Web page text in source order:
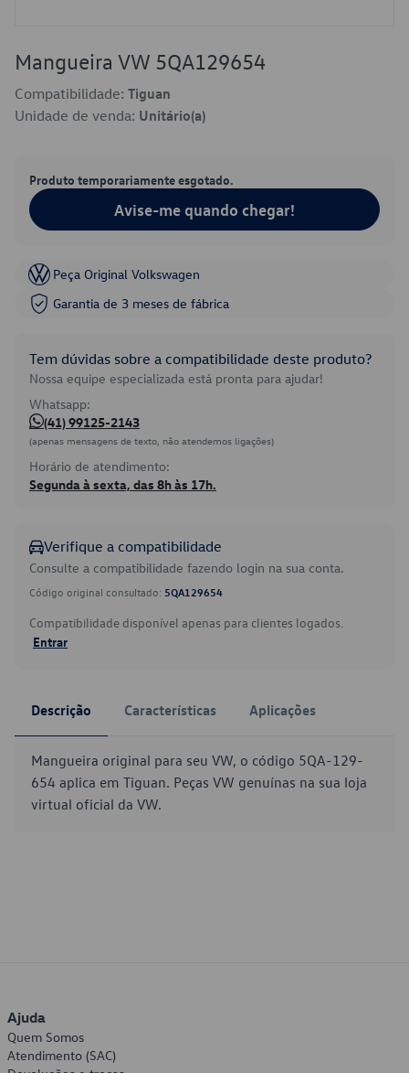
Mangueira VW 5QA129654
Compatibilidade: Tiguan
Unidade de venda: Unitário(a)
Produto temporariamente esgotado.
Avise-me quando chegar!
Peça Original Volkswagen
Garantia de 3 meses de fábrica
Tem dúvidas sobre a compatibilidade deste produto?
Nossa equipe especializada está pronta para ajudar!
Whatsapp:
(41) 99125-2143
(apenas mensagens de texto, não atendemos ligações)
Horário de atendimento:
Segunda à sexta, das 8h às 17h.
Verifique a compatibilidade
Consulte a compatibilidade fazendo login na sua conta.
Código original consultado: 5QA129654
Compatibilidade disponível apenas para clientes logados.
Entrar
Descrição Características Aplicações
Mangueira original para seu VW, o código 5QA-129-
654 aplica em Tiguan. Peças VW genuínas na sua loja
virtual oficial da VW.
Ajuda
Quem Somos
Atendimento (SAC)